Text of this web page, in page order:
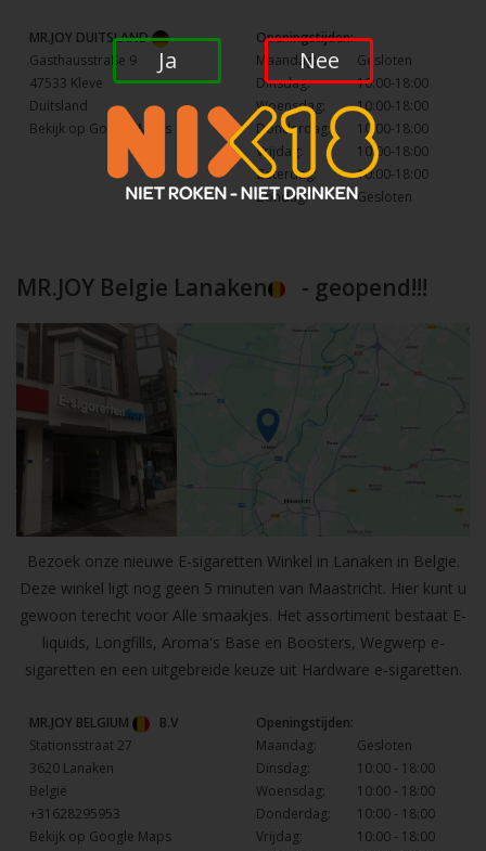
MR.JOY DUITSLAND
Gasthausstraße 9
47533 Kleve
Duitsland
Bekijk op Google Maps
Openingstijden:
Maandag:
Gesloten
Dinsdag:
10:00-18:00
Woensdag:
10:00-18:00
Donderdag:
10:00-18:00
Vrijdag:
10:00-18:00
Zaterdag:
10:00-18:00
Zondag:
Gesloten
MR.JOY Belgie Lanaken - geopend!!!
Bezoek onze nieuwe E-sigaretten Winkel in Lanaken in Belgie.
Deze winkel ligt nog geen 5 minuten van Maastricht. Hier kunt u
gewoon terecht voor Alle smaakjes. Het assortiment bestaat E-
liquids, Longfills, Aroma's Base en Boosters, Wegwerp e-
sigaretten en een uitgebreide keuze uit Hardware e-sigaretten.
MR.JOY BELGIUM
B.V
Stationsstraat 27
3620 Lanaken
België
+31628295953
Bekijk op Google Maps
Openingstijden:
Maandag:
Gesloten
Dinsdag:
10:00 - 18:00
Woensdag:
10:00 - 18:00
Donderdag:
10:00 - 18:00
Vrijdag:
10:00 - 18:00
Ja Nee